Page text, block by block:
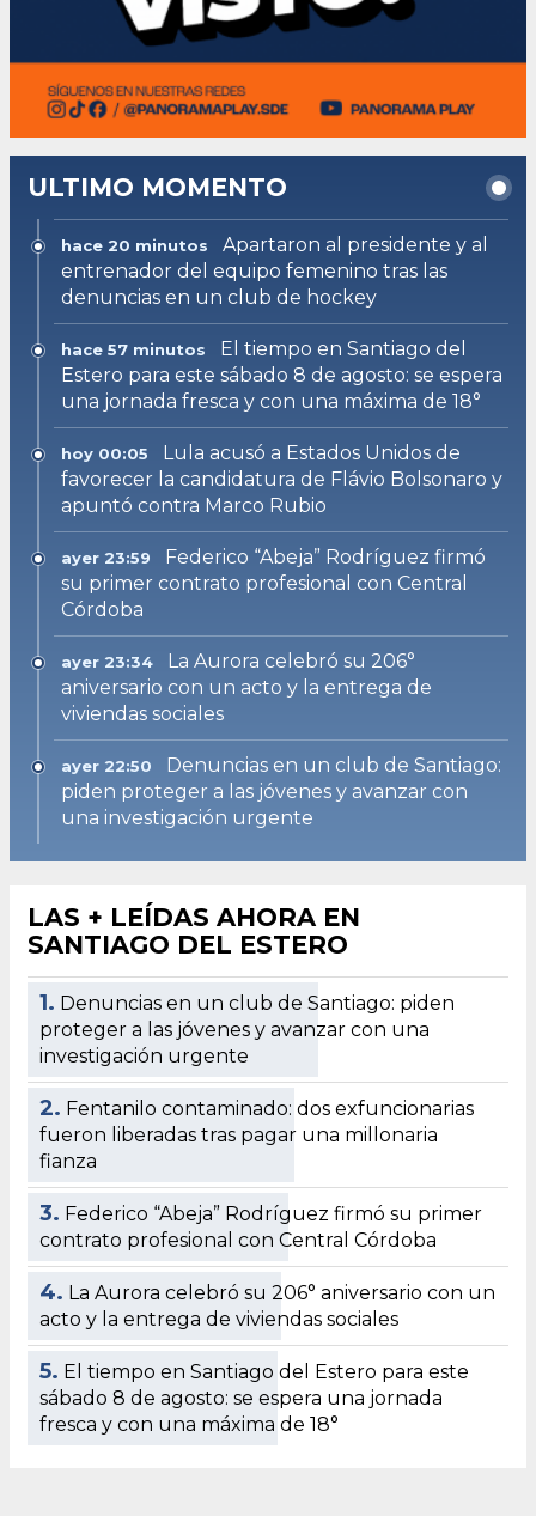
ULTIMO MOMENTO
hace 20 minutos
Apartaron al presidente y al
entrenador del equipo femenino tras las
denuncias en un club de hockey
hace 57 minutos
El tiempo en Santiago del
Estero para este sábado 8 de agosto: se espera
una jornada fresca y con una máxima de 18°
hoy 00:05
Lula acusó a Estados Unidos de
favorecer la candidatura de Flávio Bolsonaro y
apuntó contra Marco Rubio
ayer 23:59
Federico “Abeja” Rodríguez firmó
su primer contrato profesional con Central
Córdoba
ayer 23:34
La Aurora celebró su 206°
aniversario con un acto y la entrega de
viviendas sociales
ayer 22:50
Denuncias en un club de Santiago:
piden proteger a las jóvenes y avanzar con
una investigación urgente
LAS + LEÍDAS AHORA EN
SANTIAGO DEL ESTERO
1. Denuncias en un club de Santiago: piden
proteger a las jóvenes y avanzar con una
investigación urgente
2. Fentanilo contaminado: dos exfuncionarias
fueron liberadas tras pagar una millonaria
fianza
3. Federico “Abeja” Rodríguez firmó su primer
contrato profesional con Central Córdoba
4. La Aurora celebró su 206° aniversario con un
acto y la entrega de viviendas sociales
5. El tiempo en Santiago del Estero para este
sábado 8 de agosto: se espera una jornada
fresca y con una máxima de 18°